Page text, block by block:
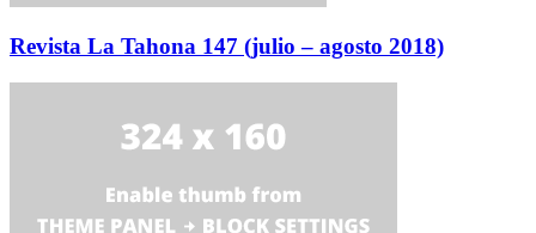
Revista La Tahona 147 (julio – agosto 2018)